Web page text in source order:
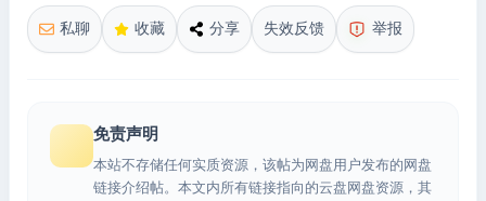
私聊 收藏 分享 失效反馈 举报
免责声明
本站不存储任何实质资源，该帖为网盘用户发布的网盘
链接介绍帖。本文内所有链接指向的云盘网盘资源，其